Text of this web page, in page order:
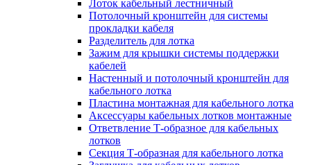
Лоток кабельный лестничный
Потолочный кронштейн для системы
прокладки кабеля
Разделитель для лотка
Зажим для крышки системы поддержки
кабелей
Настенный и потолочный кронштейн для
кабельного лотка
Пластина монтажная для кабельного лотка
Аксессуары кабельных лотков монтажные
Ответвление Т-образное для кабельных
лотков
Секция Т-образная для кабельного лотка